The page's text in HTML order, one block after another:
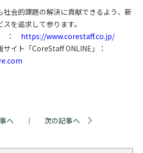
社会的課題の解決に貢献できるよう、新
スを追求して参ります。
： https://www.corestaff.co.jp/
イト「CoreStaff ONLINE」：
へ ｜ 次の記事へ